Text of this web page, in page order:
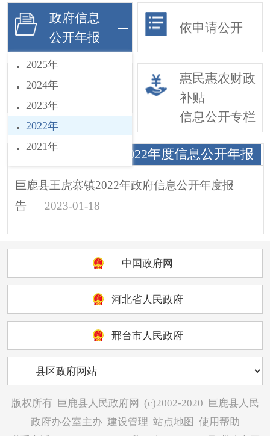
政府信息
公开年报
2025年
2024年
2023年
2022年
2021年
依申请公开
基层政务公开
事项目录
惠民惠农财政
补贴
信息公开专栏
王虎寨镇人民政府2022年度信息公开年报
巨鹿县王虎寨镇2022年政府信息公开年度报
告
2023-01-18
中国政府网
河北省人民政府
邢台市人民政府
版权所有 巨鹿县人民政府网 (c)2002-2020
巨鹿县人民
政府办公室主办 建设管理 站点地图
使用帮助